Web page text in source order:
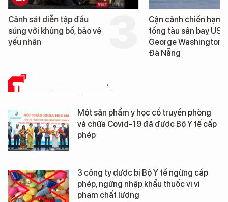
Cảnh sát diễn tập đấu
súng với khủng bố, bảo vệ
yếu nhân
Cận cảnh chiến hạm
tống tàu sân bay USS
George Washington
Đà Nẵng
THUỐC VÀ CUỘC SỐNG
Một sản phẩm y học cổ truyền phòng
và chữa Covid-19 đã được Bộ Y tế cấp
phép
3 công ty dược bị Bộ Y tế ngừng cấp
phép, ngừng nhập khẩu thuốc vì vi
phạm chất lượng